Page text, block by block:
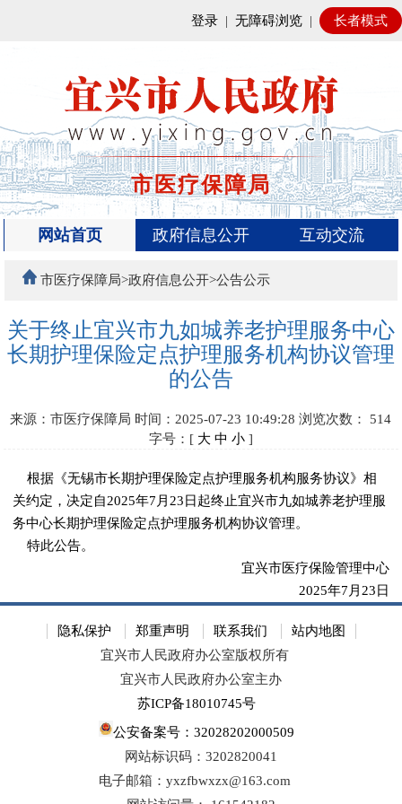
登录 | 无障碍浏览 | 长者模式
市医疗保障局
网站首页 政府信息公开 互动交流
市医疗保障局>政府信息公开>公告公示
关于终止宜兴市九如城养老护理服务中心
长期护理保险定点护理服务机构协议管理
的公告
来源：市医疗保障局 时间：2025-07-23 10:49:28 浏览次数： 514
字号：[ 大 中 小]
根据《无锡市长期护理保险定点护理服务机构服务协议》相
关约定，决定自2025年7月23日起终止宜兴市九如城养老护理服
务中心长期护理保险定点护理服务机构协议管理。
特此公告。
宜兴市医疗保险管理中心
2025年7月23日
隐私保护 郑重声明 联系我们
站内地图
宜兴市人民政府办公室版权所有
宜兴市人民政府办公室主办
苏ICP备18010745号
公安备案号：32028202000509
网站标识码：3202820041
电子邮箱：yxzfbwxzx@163.com